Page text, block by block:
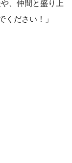
、仲間と盛り上
ください！」